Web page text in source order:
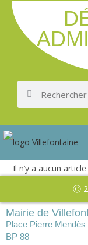
Il n’y a aucun
Ⓒ
Mairie de
Place Pierre Mendès
BP 88